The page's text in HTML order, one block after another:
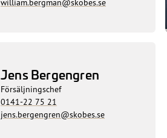
william.bergman@skobes.se
Jens Bergengren
Försäljningschef
0141-22 75 21
jens.bergengren@skobes.se